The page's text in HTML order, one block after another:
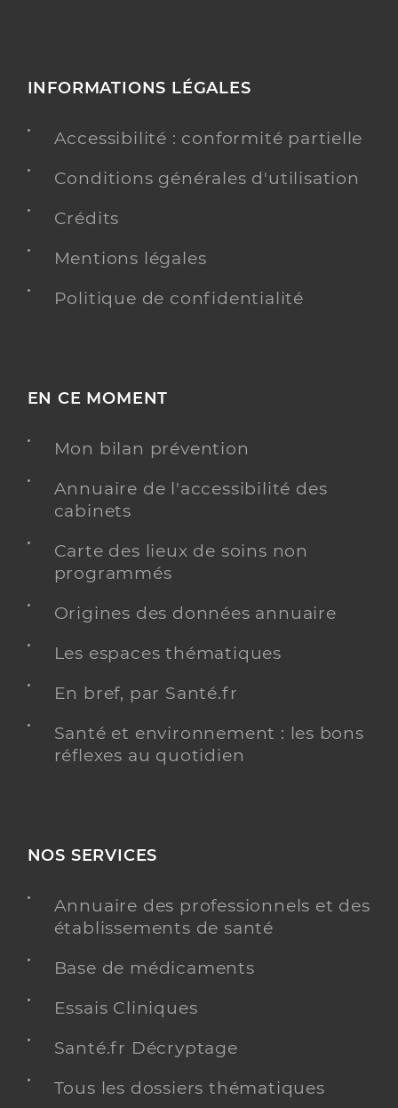
INFORMATIONS LÉGALES
Accessibilité : conformité partielle
Conditions générales d'utilisation
Crédits
Mentions légales
Politique de confidentialité
EN CE MOMENT
Mon bilan prévention
Annuaire de l'accessibilité des
cabinets
Carte des lieux de soins non
programmés
Origines des données annuaire
Les espaces thématiques
En bref, par Santé.fr
Santé et environnement : les bons
réflexes au quotidien
NOS SERVICES
Annuaire des professionnels et des
établissements de santé
Base de médicaments
Essais Cliniques
Santé.fr Décryptage
Tous les dossiers thématiques